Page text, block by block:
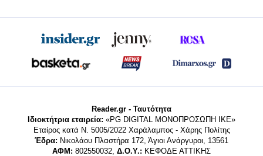
Reader.gr - Ταυτότητα
Ιδιοκτήτρια εταιρεία: «PG DIGITAL MONΟΠΡΟΣΩΠΗ ΙΚΕ»
Εταίρος κατά Ν. 5005/2022 Χαράλαμπος - Χάρης Πολίτης
Έδρα: Νικολάου Πλαστήρα 172, Άγιοι Ανάργυροι, 13561
ΑΦΜ: 802550032, Δ.Ο.Υ.: ΚΕΦΟΔΕ ΑΤΤΙΚΗΣ